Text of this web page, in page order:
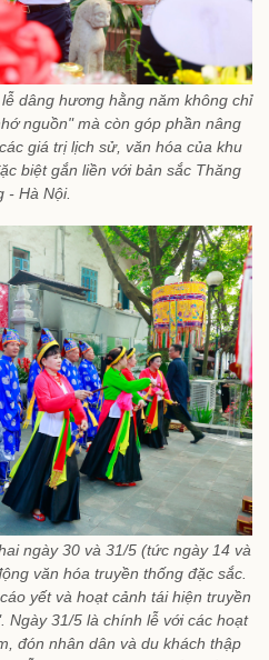
dâng hương hằng năm không chỉ
nguồn" mà còn góp phần nâng
giá trị lịch sử, văn hóa của khu
biệt gắn liền với bản sắc Thăng
- Hà Nội.
ngày 30 và 31/5 (tức ngày 14 và
văn hóa truyền thống đặc sắc.
yết và hoạt cảnh tái hiện truyền
Ngày 31/5 là chính lễ với các hoạt
đón nhân dân và du khách thập